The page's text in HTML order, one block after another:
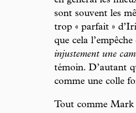
sont souvent les
trop « parfait »
que cela
injustement une
témoin. D’autant
comme une colle
Tout comme Mark